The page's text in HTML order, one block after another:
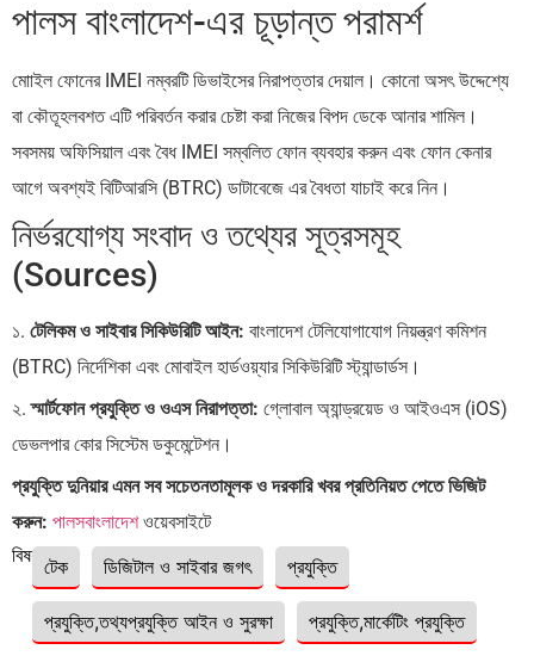
পালস বাংলাদেশ-এর চূড়ান্ত পরামর্শ
মোাইল ফোনের IMEI নম্বরটি ডিভাইসের নিরাপত্তার দেয়াল। কোনো অসৎ উদ্দেশ্যে
বা কৌতূহলবশত এটি পরিবর্তন করার চেষ্টা করা নিজের বিপদ ডেকে আনার শামিল।
সবসময় অফিসিয়াল এবং বৈধ IMEI সম্বলিত ফোন ব্যবহার করুন এবং ফোন কেনার
আগে অবশ্যই বিটিআরসি (BTRC) ডাটাবেজে এর বৈধতা যাচাই করে নিন।
নির্ভরযোগ্য সংবাদ ও তথ্যের সূত্রসমূহ
(Sources)
১. টেলিকম ও সাইবার সিকিউরিটি আইন: বাংলাদেশ টেলিযোগাযোগ নিয়ন্ত্রণ কমিশন
(BTRC) নির্দেশিকা এবং মোবাইল হার্ডওয়্যার সিকিউরিটি স্ট্যান্ডার্ডস।
২.স্মার্টফোন প্রযুক্তি ও ওএস নিরাপত্তা: গ্লোবাল অ্যান্ড্রয়েড ও আইওএস (iOS)
ডেভলপার কোর সিস্টেম ডকুমেন্টেশন।
প্রযুক্তি দুনিয়ার এমন সব সচেতনতামূলক ও দরকারি খবর প্রতিনিয়ত পেতে ভিজিট
করুন: পালসবাংলাদেশওয়েবসাইটে
বিষয়ঃ টেক ডিজিটাল ও সাইবার জগৎ প্রযুক্তি
প্রযুক্তি,তথ্যপ্রযুক্তি আইন ও সুরক্ষা প্রযুক্তি,মার্কেটিং প্রযুক্তি